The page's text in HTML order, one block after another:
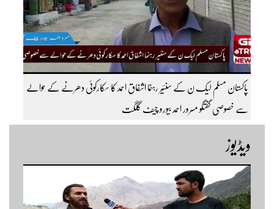
پاکستان مسلم لیک ن کے سنئیر رہنما اشفاق احمد کا سکارکوئی دھرنے کے حوالے
سے خصوصی گفتگو مسرور احمد بیورو چیف گلگت
ویڈیوز